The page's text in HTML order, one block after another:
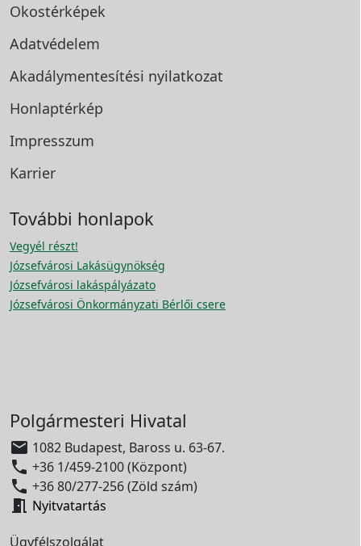
Okostérképek
Adatvédelem
Akadálymentesítési nyilatkozat
Honlaptérkép
Impresszum
Karrier
További honlapok
Vegyél részt!
Józsefvárosi Lakásügynökség
Józsefvárosi lakáspályázato
Józsefvárosi Önkormányzati Bérlői csere
Polgármesteri Hivatal
 1082 Budapest, Baross u. 63-67.
 +36 1/459-2100 (Központ)
 +36 80/277-256 (Zöld szám)
 Nyitvatartás
Ügyfélszolgálat